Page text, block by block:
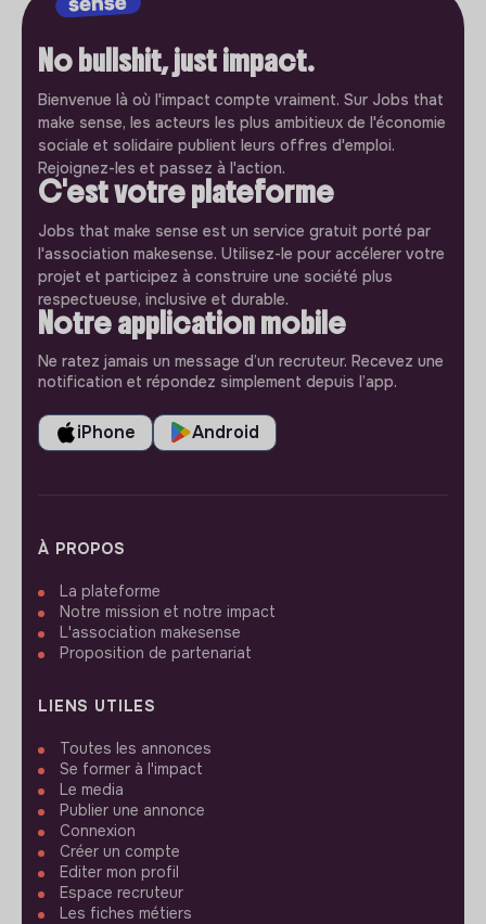
No bullshit, just impact.
Bienvenue là où l'impact compte vraiment. Sur Jobs that
make sense, les acteurs les plus ambitieux de l'économie
sociale et solidaire publient leurs offres d'emploi.
Rejoignez-les et passez à l'action.
C'est votre plateforme
Jobs that make sense est un service gratuit porté par
l'association makesense. Utilisez-le pour accélerer votre
projet et participez à construire une société plus
respectueuse, inclusive et durable.
Notre application mobile
Ne ratez jamais un message d’un recruteur. Recevez une
notification et répondez simplement depuis l’app.
iPhone Android
À PROPOS
La plateforme
Notre mission et notre impact
L'association makesense
Proposition de partenariat
LIENS UTILES
Toutes les annonces
Se former à l'impact
Le media
Publier une annonce
Connexion
Créer un compte
Editer mon profil
Espace recruteur
Les fiches métiers